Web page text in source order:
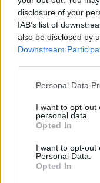
disclosure of your
IAB’s list of
also be disclosed by
Downstream
Personal Data
I want to opt-out
personal data.
Opted In
I want to opt-out
Personal Data.
Opted In
In evidenza